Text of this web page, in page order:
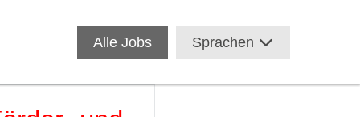
Alle Jobs Sprachen